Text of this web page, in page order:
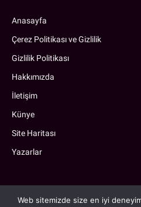
Anasayfa
Çerez Politikası ve Gizlilik
Gizlilik Politikası
Hakkımızda
İletişim
Künye
Site Haritası
Yazarlar
Web sitemizde size en iyi